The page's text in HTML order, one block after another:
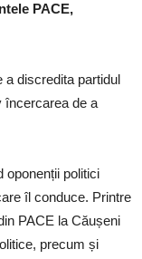
PACE,
a discredita partidul
încercarea de a
oponenții politici
îl conduce. Printre
PACE la Căușeni
precum și